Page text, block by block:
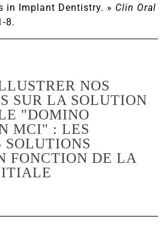
in Implant Dentistry. » Clin Oral
8.
NOS
SUR LA SOLUTION
"DOMINO
MCI" : LES
SOLUTIONS
FONCTION DE LA